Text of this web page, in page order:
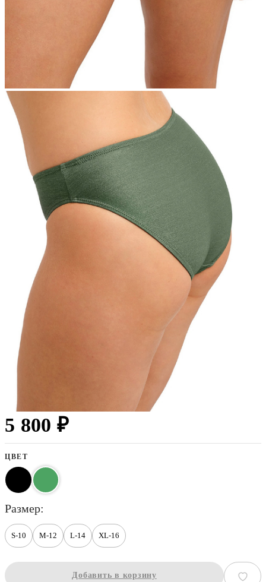
5 800 ₽
ЦВЕТ
размер
S-10 M-12 L-14 XL-16
Добавить в корзину